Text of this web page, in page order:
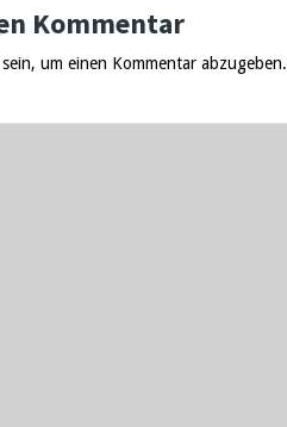
Kommentar
sein, um einen Kommentar abzugeben.